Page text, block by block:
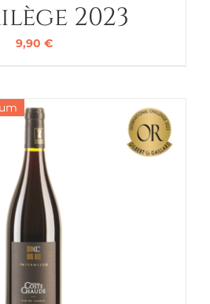
2023
9,90 €